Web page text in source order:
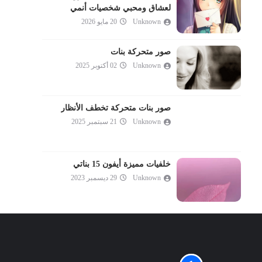
لعشاق ومحبي شخصيات أنمي
Unknown 20 مايو 2026
صور متحركة بنات
Unknown 02 أكتوبر 2025
صور بنات متحركة تخطف الأنظار
Unknown 21 سبتمبر 2025
خلفيات مميزة أيفون 15 بناتي
Unknown 29 ديسمبر 2023